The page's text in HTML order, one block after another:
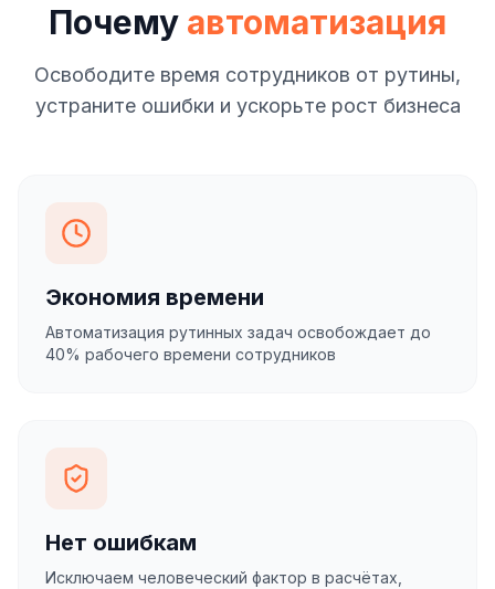
Почему автоматизация
Освободите время сотрудников от рутины,
устраните ошибки и ускорьте рост бизнеса
Экономия времени
Автоматизация рутинных задач освобождает до
40% рабочего времени сотрудников
Нет ошибкам
Исключаем человеческий фактор в расчётах,